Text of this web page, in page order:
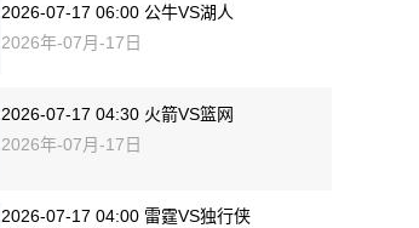
2026-07-17 06:00 公牛VS湖人
2026年-07月-17日
2026-07-17 04:30 火箭VS篮网
2026年-07月-17日
2026-07-17 04:00 雷霆VS独行侠